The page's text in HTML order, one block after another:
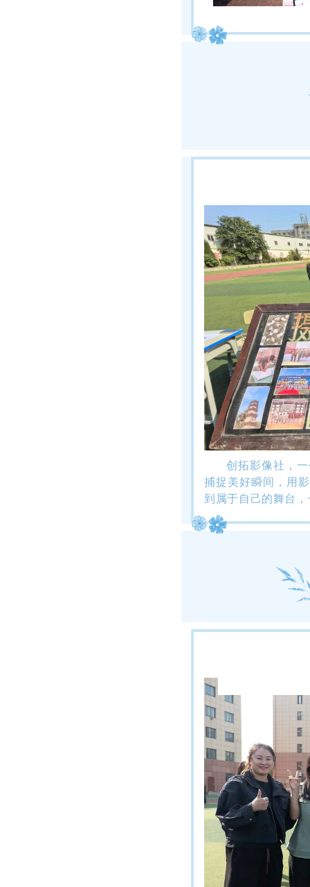
创拓影像社，
捕捉美好瞬间，用
到属于自己的舞台